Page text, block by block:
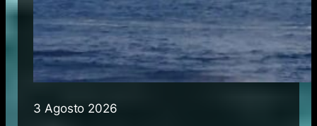
3 Agosto 2026